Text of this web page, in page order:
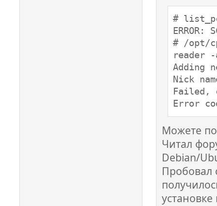
#
ERROR:
# /opt/
reader
Adding
Nick
Failed,
Error
Можете
Читал
Debian/
Пробовал